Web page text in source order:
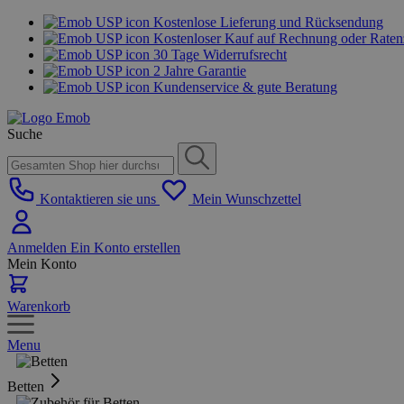
Kostenlose Lieferung und Rücksendung
Kostenloser Kauf auf Rechnung oder
30 Tage Widerrufsrecht
2 Jahre Garantie
Kundenservice & gute Beratung
Suche
Kontaktieren sie uns Mein Wunschzettel
Anmelden Ein Konto erstellen
Mein Konto
Warenkorb
Menu
Betten